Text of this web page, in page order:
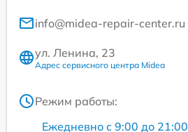
info@midea-repair-center.ru
ул. Ленина, 23
Адрес сервисного центра Midea
Режим работы:
Ежедневно с 9:00 до 21:00